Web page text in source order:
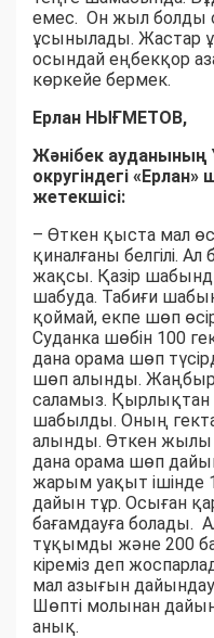
емес. Он жыл болды
ұсынылады.
осындай еңбекқор
көркейе бермек.
Ерлан НЫҒМЕТОВ,
Жәнібек
округіндегі
жетекшісі:
– Өткен қыста мал
қиналғаны белгілі.
жақсы. Қазір
шабуда. Табиғи
қоймай, екпе шөп
Суданка шөбін 100
дана орама шөп
шөп алынды. Жаңбыр
саламыз. Қырлықтан
шабылды. Оның
алынды. Өткен жылы
дана орама шөп
жарым уақыт
дайын тұр. Осыған
бағамдауға болады.
тұқымды және 200
кіреміз деп
мал азығын
Шөпті молынан
анық.